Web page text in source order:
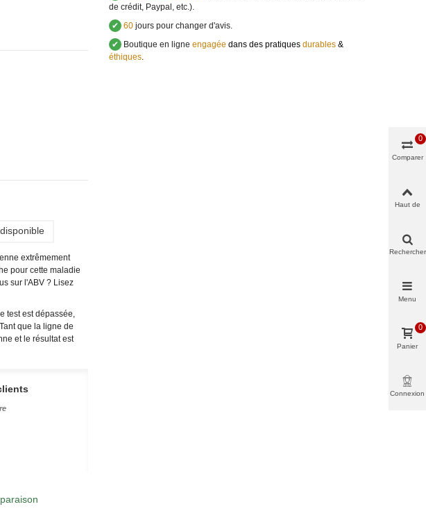
extrêmement
pour cette maladie
sur l'ABV ? Lisez
test est dépassée,
que la ligne de
et le résultat est
de crédit, Paypal, etc.).
✔ 60jours pour changer d'avis.
✔ Boutique en ligne engagée dans des pratiques durables&
éthiques.
Comparer
0
Haut de
Rechercher
Menu
Panier
0
Connexion